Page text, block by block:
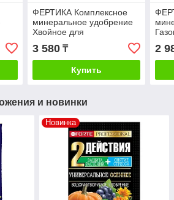
ФЕРТИКА Комплексное
минеральное удобрение
Хвойное для
вечнозеленых (весна-
лето), 2,5/5/10/25кг
3 580₸
Купить
2
и новинки
Новинка